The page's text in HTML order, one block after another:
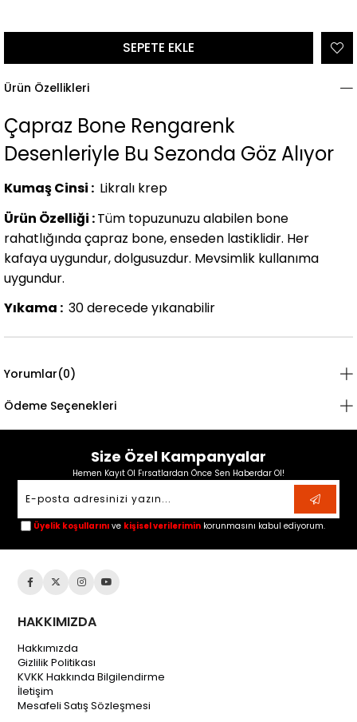
Ürün Özellikleri
Çapraz Bone Rengarenk
Desenleriyle Bu Sezonda Göz Alıyor
Kumaş Cinsi : Likralı krep
Ürün Özelliği :Tüm topuzunuzu alabilen bone
rahatlığında çapraz bone, enseden lastiklidir. Her
kafaya uygundur, dolgusuzdur. Mevsimlik kullanıma
uygundur.
Yıkama : 30 derecede yıkanabilir
Yorumlar(0)
Ödeme Seçenekleri
Size Özel Kampanyalar
Hemen Kayıt Ol Fırsatlardan Önce Sen Haberdar Ol!
Üyelik koşullarını ve kişisel verilerimin korunmasını kabul ediyorum.
HAKKIMIZDA
Hakkımızda
Gizlilik Politikası
KVKK Hakkında Bilgilendirme
İletişim
Mesafeli Satış Sözleşmesi